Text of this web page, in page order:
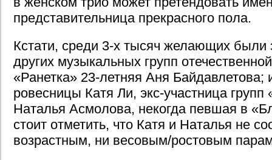
представительница прекрасного пола.
Кстати, среди 3-х тысяч желающих были
других музыкальных групп
«Ранетка» 23-летняя Аня Байдавлетова;
ровесницы Катя Ли, экс-участница
Наталья Асмолова, некогда певшая в
стоит отметить, что Катя и Наталья не
возрастным, ни весовым/ростовым